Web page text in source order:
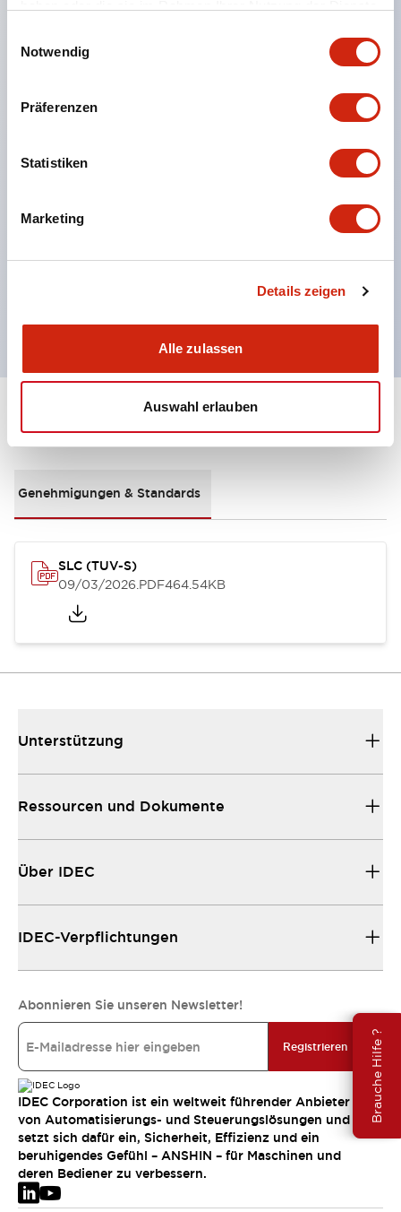
Notwendig
Präferenzen
Statistiken
Marketing
Details zeigen
Alle zulassen
Auswahl erlauben
Brauche Hilfe ?
einer berührungsschutzabdeckung. (Bei
Verwendung in Kombination mit SS-Klemmen)
Einfache Beschriftungsarbeiten und sofortige
Reaktion auf plötzliche Anzeigeänderungen durch
Ausgestattet mit Spotbeleuchtung, die auch bei
hellem Licht eine einfache Leuchtbestätigung
UL-, c-UL- und TUV-zertifiziert. EN-Norm-konform
*Für Informationen zur Spezifikation von
zertifizierten Produkten wenden Sie sich bitte
Dokumente und Dateien
Genehmigungen & Standards
SLC (TUV-S)
09/03/2026.PDF464.54KB
Unterstützung
Ressourcen und Dokumente
Über IDEC
IDEC-Verpflichtungen
Abonnieren Sie unseren Newsletter!
Registrieren
IDEC Corporation ist ein weltweit führender Anbieter
von Automatisierungs- und Steuerungslösungen und
setzt sich dafür ein, Sicherheit, Effizienz und ein
beruhigendes Gefühl – ANSHIN – für Maschinen und
deren Bediener zu verbessern.